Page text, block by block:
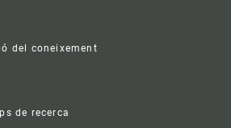
del coneixement
de recerca